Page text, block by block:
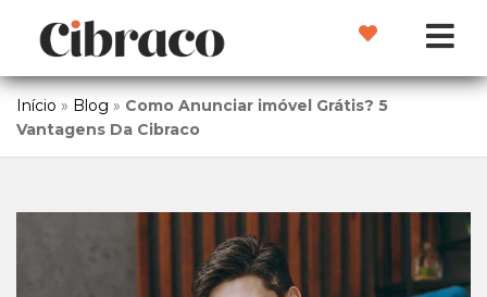
Início » Blog » Como Anunciar imóvel Grátis? 5
Vantagens Da Cibraco